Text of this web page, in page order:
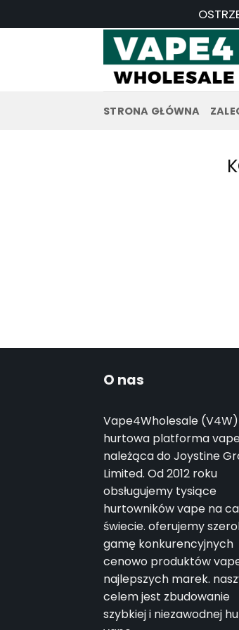
do
STRONA GŁÓWNA
O nas
Vape4Wholesale
hurtowa platforma
należąca do Joystine
Limited. Od 2012 roku
obsługujemy tysiące
hurtowników vape na
świecie. oferujemy
gamę konkurencyjnych
cenowo produktów
najlepszych marek.
celem jest zbudowanie
szybkiej i niezawodnej